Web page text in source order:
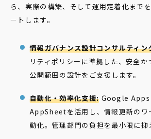
ら、実際の構築、そして運用定着化まで
ートします。
情報ガバナンス設計コンサルティン
リティポリシーに準拠した、安全か
公開範囲の設計をご支援します。
自動化・効率化支援: Google
AppSheetを活用し、情報更新のワ
動化。管理部門の負担を最小限に抑